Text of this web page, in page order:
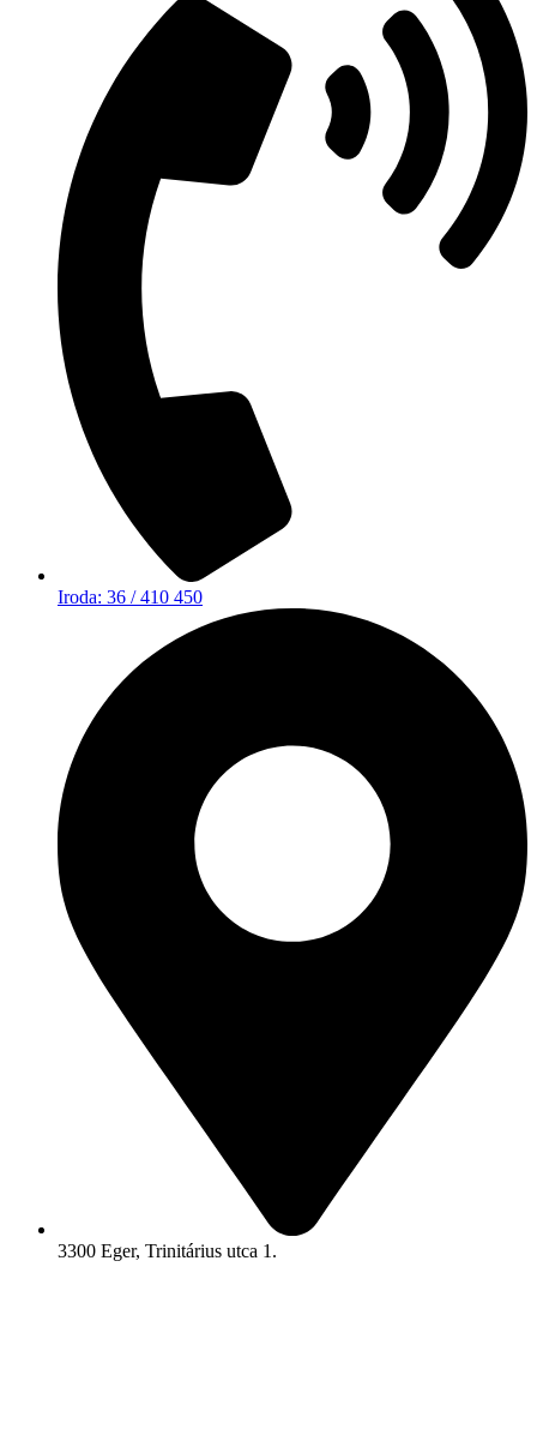
Iroda: 36 / 410 450
3300 Eger, Trinitárius utca 1.